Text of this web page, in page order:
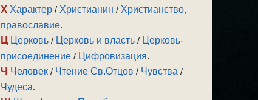
Х Характер / Христианин / Христианство,
православие.
Ц Церковь / Церковь и власть / Церковь-
присоединение / Цифровизация.
Ч Человек / Чтение Св.Отцов / Чувства /
Чудеса.